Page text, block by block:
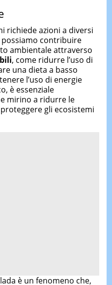
richiede azioni a diversi
possiamo contribuire
ambientale attraverso
, come ridurre l’uso di
una dieta a basso
l’uso di energie
è essenziale
mirino a ridurre le
gli ecosistemi
è un fenomeno che,